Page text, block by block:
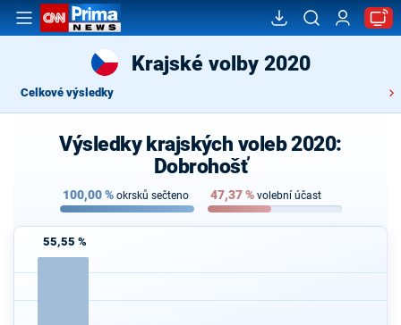
Krajské volby 2020
Celkové výsledky
Výsledky krajských voleb 2020:
Dobrohošť
100,00% okrsků sečteno 47,37% volební účast
55,55 %